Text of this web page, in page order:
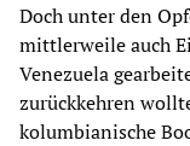
Doch unter den
mittlerweile auch
Venezuela
zurückkehren
kolumbianische